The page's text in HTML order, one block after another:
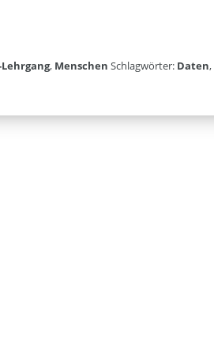
, Menschen Schlagwörter: Daten,